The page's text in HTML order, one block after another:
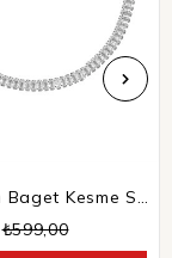
Extra Slim Baget Kesme Su Yolu Bileklik
₺599,00